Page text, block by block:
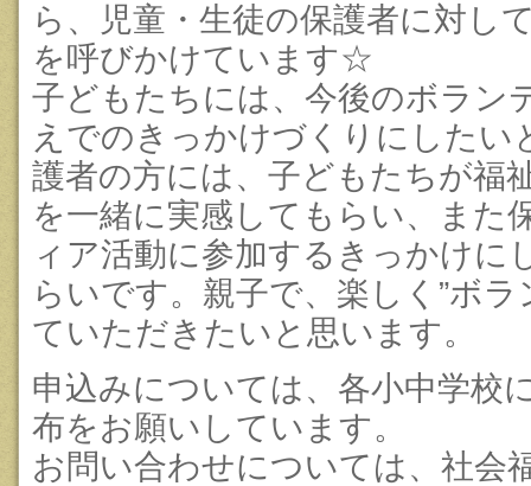
ら、児童・生徒の保護者に対し
を呼びかけています☆
子どもたちには、今後のボラン
えでのきっかけづくりにしたい
護者の方には、子どもたちが福
を一緒に実感してもらい、また
ィア活動に参加するきっかけに
らいです。親子で、楽しく”ボ
ていただきたいと思います。
申込みについては、各小中学校
布をお願いしています。
お問い合わせについては、社会